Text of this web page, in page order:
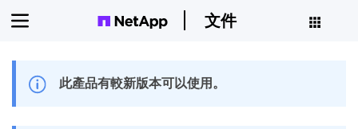
文件
此產品有較新版本可以使用。